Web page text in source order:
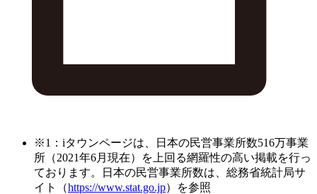
※1：iタウンページは、日本の民営事業所数516万事業
所（2021年6月現在）を上回る網羅性の高い掲載を行っ
ております。日本の民営事業所数は、総務省統計局サ
イト（https://www.stat.go.jp）を参照